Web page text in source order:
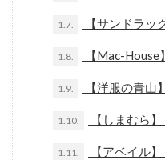
1.7. 【サンドラッ
1.8. 【Mac-
1.9. 【洋服の青山
1.10. 【しまむら
1.11. 【アベイル